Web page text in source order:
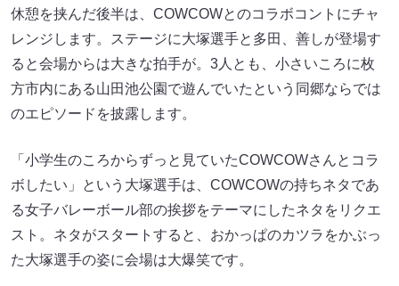
休憩を挟んだ後半は、COWCOWとのコラボコントにチャ
レンジします。ステージに大塚選手と多田、善しが登場す
ると会場からは大きな拍手が。3人とも、小さいころに枚
方市内にある山田池公園で遊んでいたという同郷ならでは
のエピソードを披露します。
「小学生のころからずっと見ていたCOWCOWさんとコラ
ボしたい」という大塚選手は、COWCOWの持ちネタであ
る女子バレーボール部の挨拶をテーマにしたネタをリクエ
スト。ネタがスタートすると、おかっぱのカツラをかぶっ
た大塚選手の姿に会場は大爆笑です。